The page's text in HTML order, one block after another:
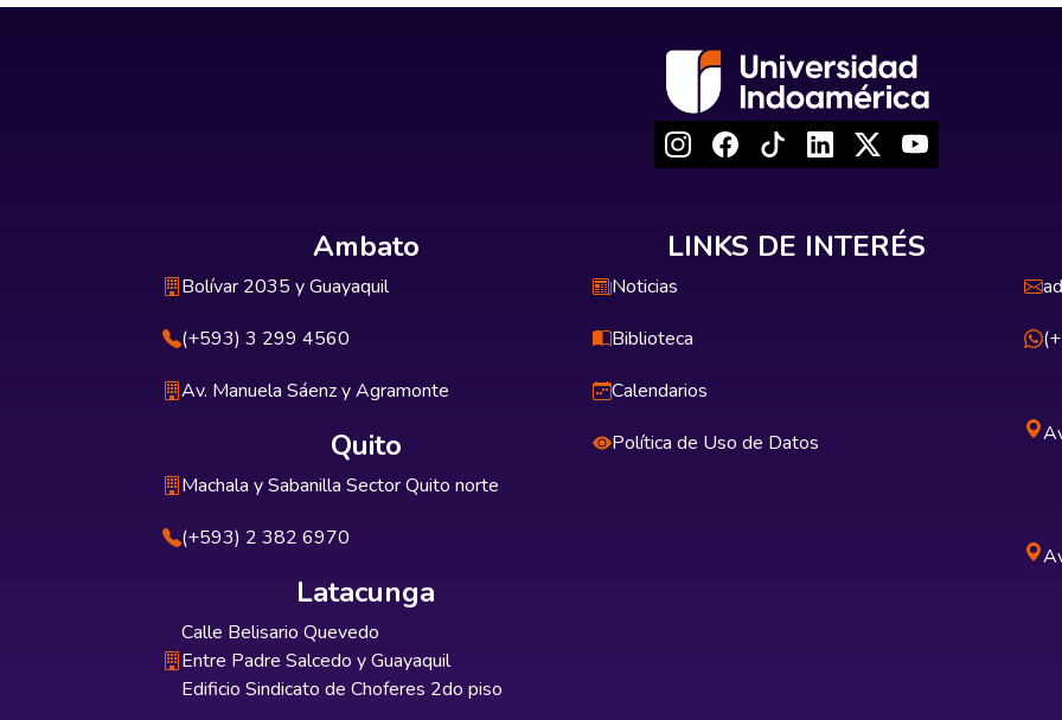
Ambato
Bolívar 2035 y Guayaquil
(+593) 3 299 4560
Av. Manuela Sáenz y Agramonte
Quito
Machala y Sabanilla Sector Quito norte
(+593) 2 382 6970
Latacunga
Calle Belisario Quevedo
Entre Padre Salcedo y Guayaquil
Edificio Sindicato de Choferes 2do piso
LINKS DE INTERÉS
Noticias
Biblioteca
Calendarios
Política de Uso de Datos